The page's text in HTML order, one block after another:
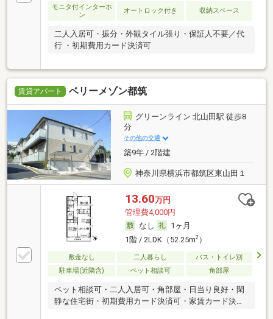
モニタ付インターホ
ン
オートロック付き 収納スペース
二人入居可・振分・外観タイル張り・保証人不要／代
行 ・初期費用カード決済可
賃貸アパート ベリーメゾン都筑
グリーンライン 北山田駅 徒歩8
分
その他の交通
築9年 / 2階建
神奈川県横浜市都筑区東山田１
13.60万円
管理費4,000円
なし
1ヶ月
1階 / 2LDK（52.25m2）
敷金なし 二人暮らし
バス・トイレ別
駐車場(近隣含)
ペット相談可 角部屋
ペット相談可・二人入居可・角部屋・日当り良好・閑
静な住宅街・初期費用カード決済可・家賃カード決済